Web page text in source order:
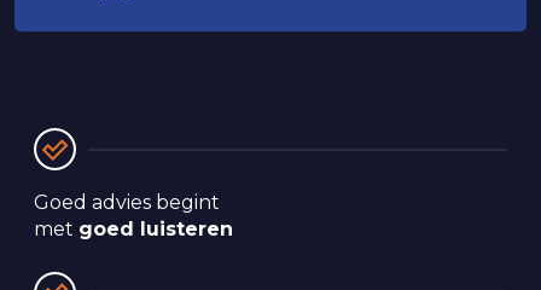
Goed advies begint
met goed luisteren